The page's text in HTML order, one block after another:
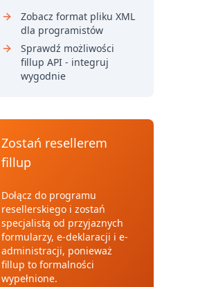
Zobacz format pliku XML
dla programistów
Sprawdź możliwości
fillup API - integruj
wygodnie
Zostań resellerem
fillup
Dołącz do programu
resellerskiego i zostań
specjalistą od przyjaznych
formularzy, e-deklaracji i e-
administracji, ponieważ
fillup to formalności
wypełnione.